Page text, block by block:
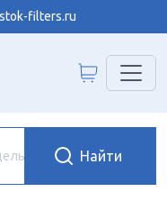
filters.ru